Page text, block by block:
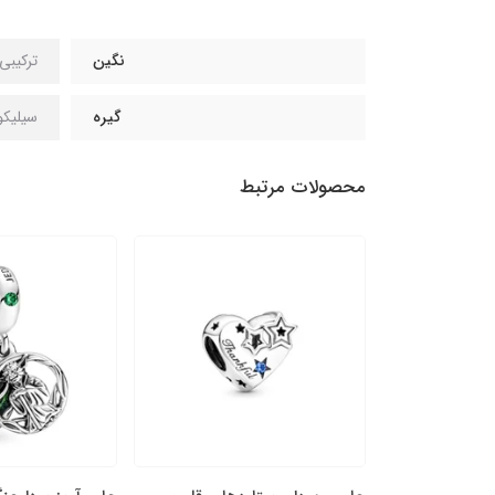
نگین
گیره
محصولات مرتبط